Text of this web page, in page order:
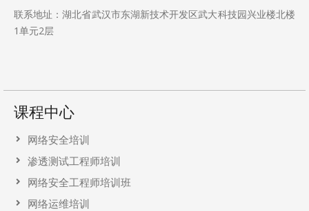
联系地址：湖北省武汉市东湖新技术开发区武大科技园兴业楼北楼
1单元2层
课程中心
网络安全培训
渗透测试工程师培训
网络安全工程师培训班
网络运维培训